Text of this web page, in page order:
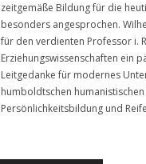
zeitgemäße Bildung für die
besonders angesprochen.
für den verdienten Professor i.
Erziehungswissenschaften ein
Leitgedanke für modernes
humboldtschen
Persönlichkeitsbildung und